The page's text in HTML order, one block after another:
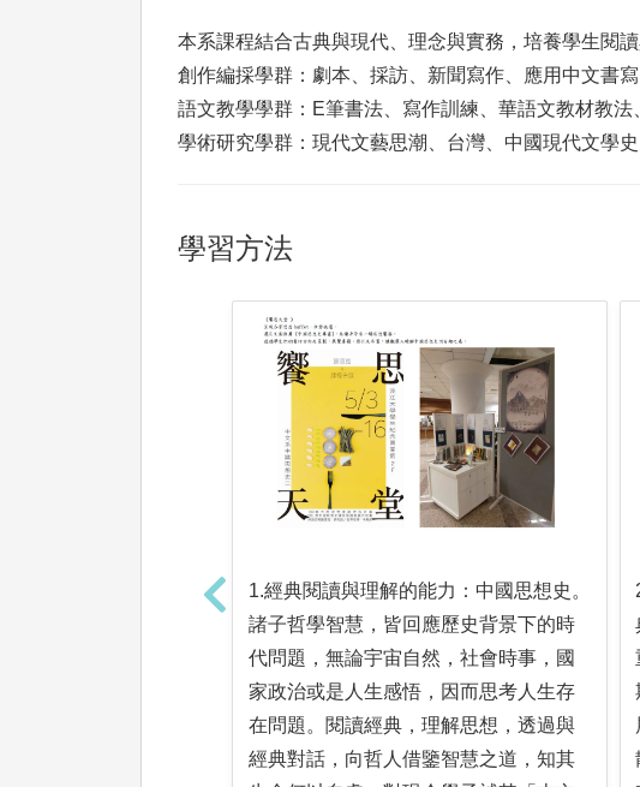
本系課程結合古典與現代、理念與實務，培養學生閱
創作編採學群：劇本、採訪、新聞寫作、應用中文書寫
語文教學學群：E筆書法、寫作訓練、華語文教材教法
學術研究學群：現代文藝思潮、台灣、中國現代文學史
學習方法
1.經典閱讀與理解的能力：中國思想史。
諸子哲學智慧，皆回應歷史背景下的時
代問題，無論宇宙自然，社會時事，國
家政治或是人生感悟，因而思考人生存
在問題。閱讀經典，理解思想，透過與
經典對話，向哲人借鑒智慧之道，知其